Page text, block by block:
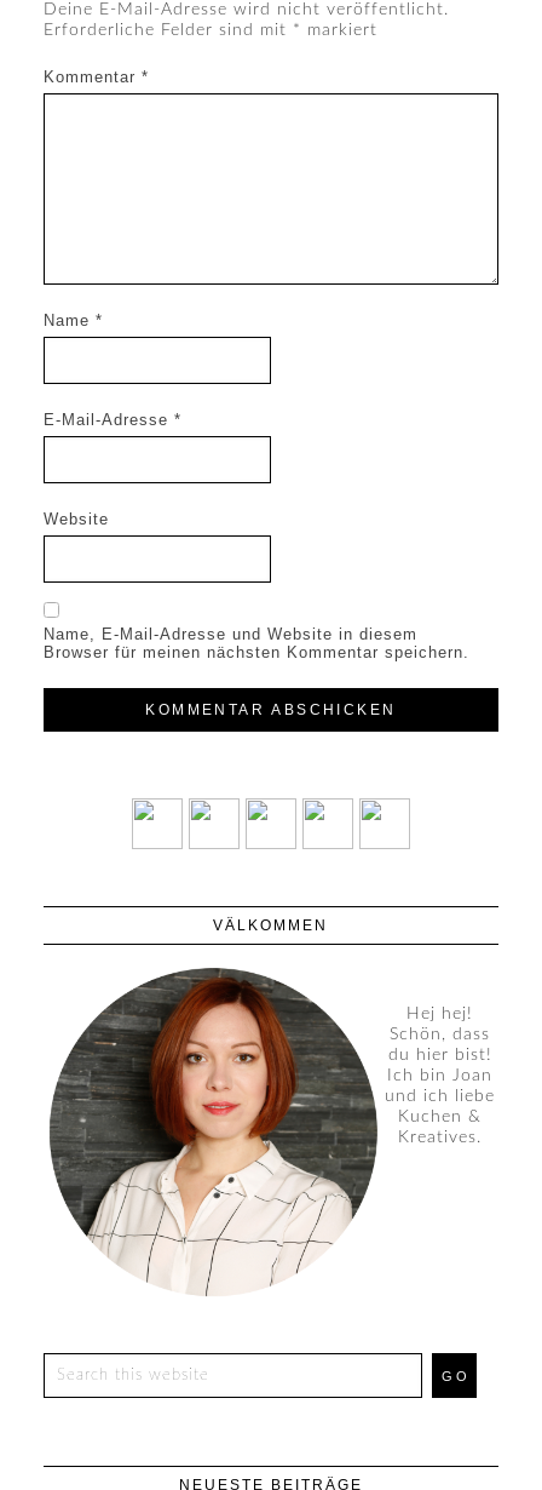
Deine E-Mail-Adresse wird nicht veröffentlicht.
Erforderliche Felder sind mit * markiert
Kommentar *
Name *
E-Mail-Adresse *
Website
Name, E-Mail-Adresse und Website in diesem
Browser für meinen nächsten Kommentar speichern.
VÄLKOMMEN
Hej hej!
Schön, dass
du hier bist!
Ich bin Joan
und ich liebe
Kuchen &
Kreatives.
NEUESTE BEITRÄGE